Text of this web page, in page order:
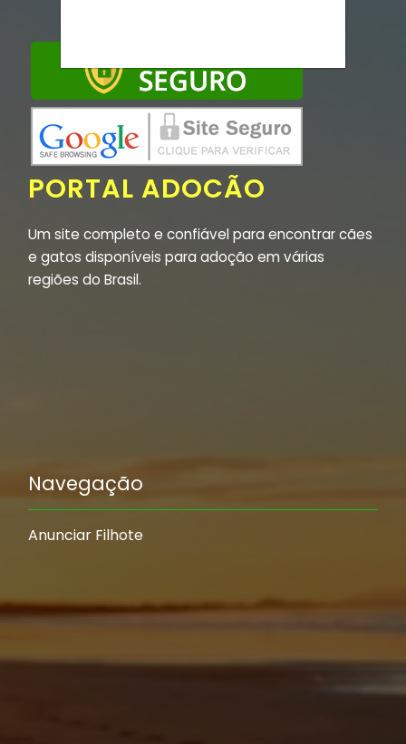
PORTAL ADOCÃO
Um site completo e confiável para encontrar cães
e gatos disponíveis para adoção em várias
regiões do Brasil.
Navegação
Anunciar Filhote